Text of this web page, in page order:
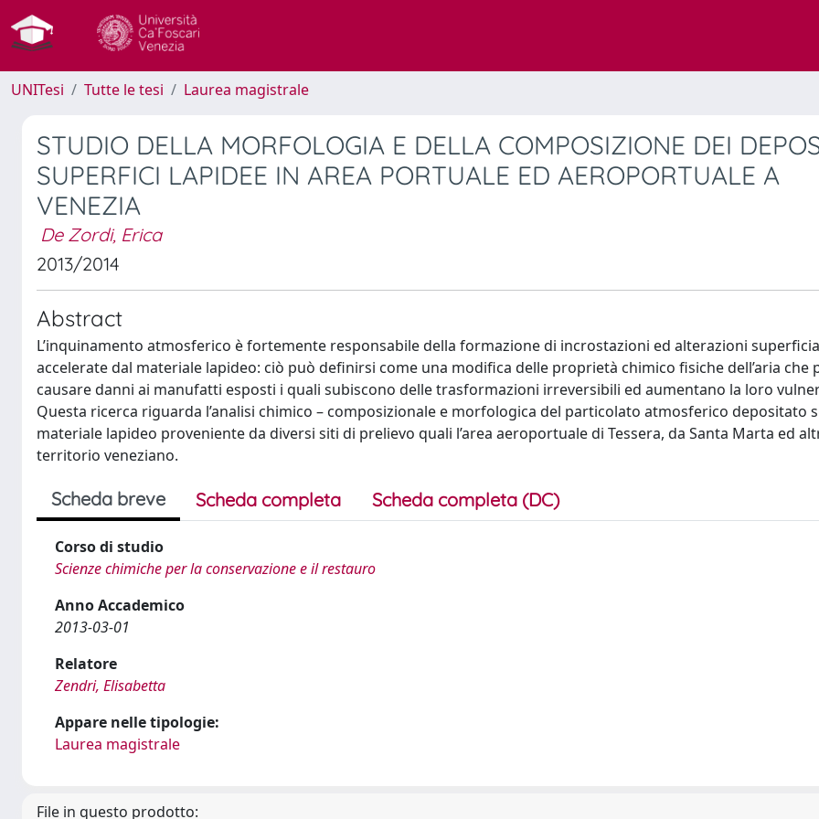
UNITesi Tutte le tesi Laurea magistrale
STUDIO DELLA MORFOLOGIA E DELLA COMPOSIZIONE DEI
SUPERFICI LAPIDEE IN AREA PORTUALE ED AEROPORTUALE A
VENEZIA
De Zordi, Erica
2013/2014
Abstract
L’inquinamento atmosferico è fortemente responsabile della formazione di incrostazioni ed alterazioni
accelerate dal materiale lapideo: ciò può definirsi come una modifica delle proprietà chimico fisiche dell’aria che
causare danni ai manufatti esposti i quali subiscono delle trasformazioni irreversibili ed aumentano la loro
Questa ricerca riguarda l’analisi chimico – composizionale e morfologica del particolato atmosferico depositato
materiale lapideo proveniente da diversi siti di prelievo quali l’area aeroportuale di Tessera, da Santa Marta ed
territorio veneziano.
Scheda breve Scheda completa Scheda completa (DC)
Corso di studio
Scienze chimiche per la conservazione e il restauro
Anno Accademico
2013-03-01
Relatore
Zendri, Elisabetta
Appare nelle tipologie:
Laurea magistrale
File in questo prodotto: